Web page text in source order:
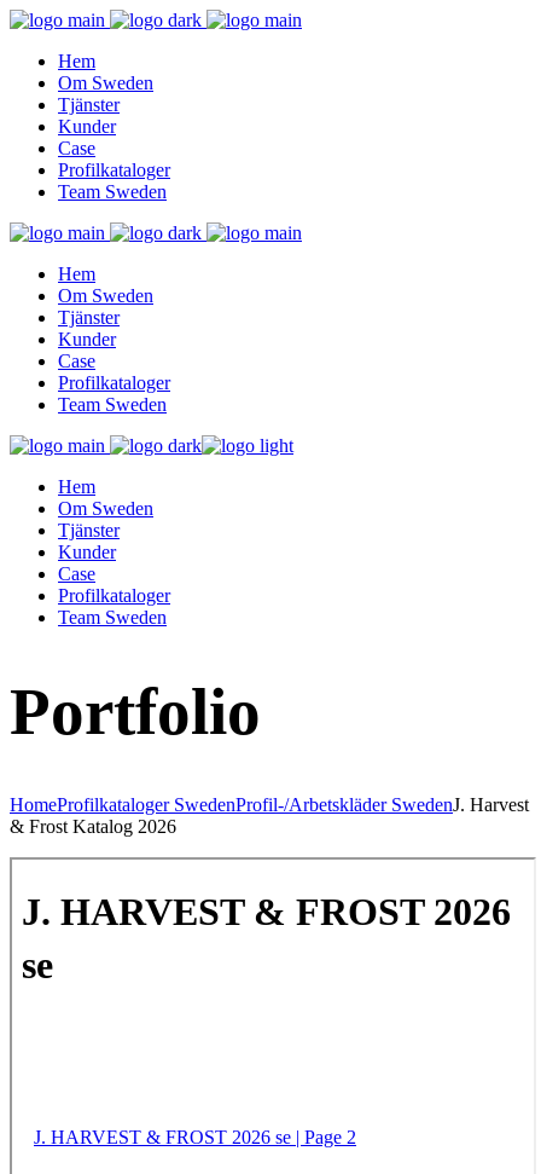
Hem
Om Sweden
Tjänster
Kunder
Case
Profilkataloger
Team Sweden
Hem
Om Sweden
Tjänster
Kunder
Case
Profilkataloger
Team Sweden
Hem
Om Sweden
Tjänster
Kunder
Case
Profilkataloger
Team Sweden
Portfolio
HomeProfilkataloger SwedenProfil-/Arbetskläder SwedenJ. Harvest
& Frost Katalog 2026